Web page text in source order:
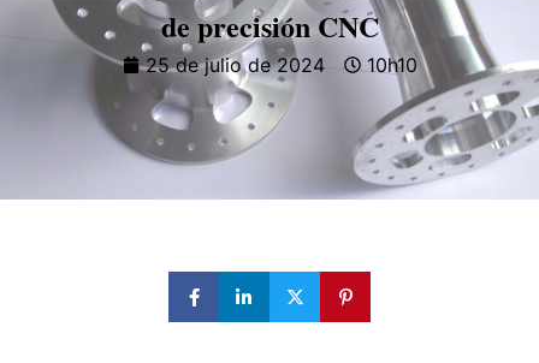
de precisión CNC
25 de julio de 2024 10h10